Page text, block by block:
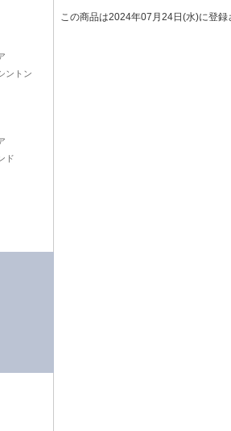
ントン
ド
この商品は2024年07月24日(水)に登録